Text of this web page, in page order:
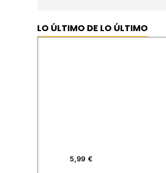
LO ÚLTIMO DE LO ÚLTIMO
5,99€